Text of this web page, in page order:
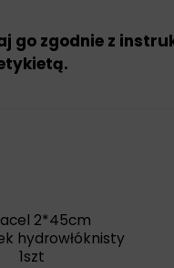
go zgodnie z
2*45cm
hydrowłóknisty
1szt